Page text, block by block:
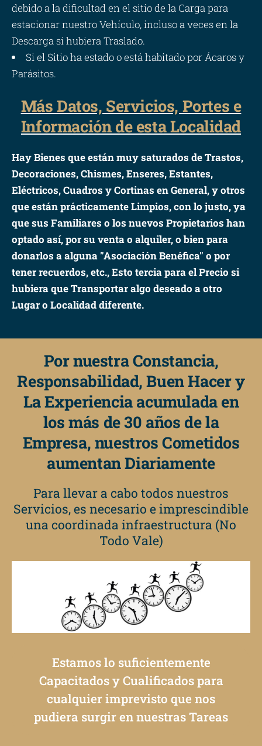
debido a la dificultad en el sitio de la Carga para
estacionar nuestro Vehículo, incluso a veces en la
Descarga si hubiera Traslado.
Si el Sitio ha estado o está habitado por Ácaros y
Parásitos.
Más Datos, Servicios, Portes e
Información de esta Localidad
Hay Bienes que están muy saturados de Trastos,
Decoraciones, Chismes, Enseres, Estantes,
Eléctricos, Cuadros y Cortinas en General, y otros
que están prácticamente Limpios, con lo justo, ya
que sus Familiares o los nuevos Propietarios han
optado así, por su venta o alquiler, o bien para
donarlos a alguna "Asociación Benéfica" o por
tener recuerdos, etc., Esto tercia para el Precio si
hubiera que Transportar algo deseado a otro
Lugar o Localidad diferente.
Por nuestra Constancia,
Responsabilidad, Buen Hacer y
La Experiencia acumulada en
los más de 30 años de la
Empresa, nuestros Cometidos
aumentan Diariamente
Para llevar a cabo todos nuestros
Servicios, es necesario e imprescindible
una coordinada infraestructura (No
Todo Vale)
Estamos lo suficientemente
Capacitados y Cualificados para
cualquier imprevisto que nos
pudiera surgir en nuestras Tareas